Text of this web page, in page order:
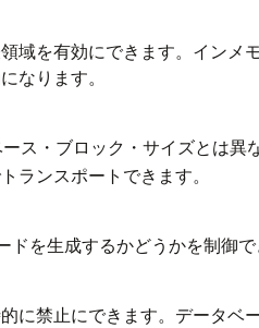
域を有効にできます。インメ
なります。
ス・ブロック・サイズとは
ランスポートできます。
を生成するかどうかを制御で
に禁止にできます。データ